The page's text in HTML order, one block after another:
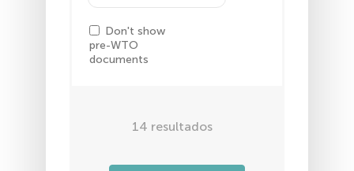
Don't show
pre-WTO
documents
14 resultados